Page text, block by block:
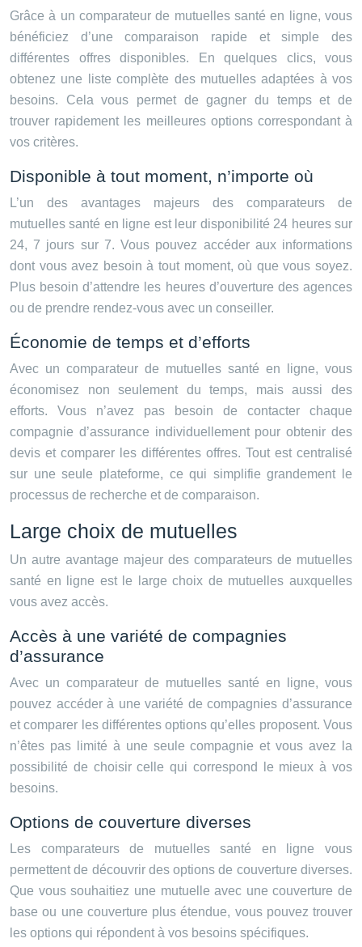
Grâce à un comparateur de mutuelles santé en ligne, vous
bénéficiez d’une comparaison rapide et simple des
différentes offres disponibles. En quelques clics, vous
obtenez une liste complète des mutuelles adaptées à vos
besoins. Cela vous permet de gagner du temps et de
trouver rapidement les meilleures options correspondant à
vos critères.
Disponible à tout moment, n’importe où
L’un des avantages majeurs des comparateurs de
mutuelles santé en ligne est leur disponibilité 24 heures sur
24, 7 jours sur 7. Vous pouvez accéder aux informations
dont vous avez besoin à tout moment, où que vous soyez.
Plus besoin d’attendre les heures d’ouverture des agences
ou de prendre rendez-vous avec un conseiller.
Économie de temps et d’efforts
Avec un comparateur de mutuelles santé en ligne, vous
économisez non seulement du temps, mais aussi des
efforts. Vous n’avez pas besoin de contacter chaque
compagnie d’assurance individuellement pour obtenir des
devis et comparer les différentes offres. Tout est centralisé
sur une seule plateforme, ce qui simplifie grandement le
processus de recherche et de comparaison.
Large choix de mutuelles
Un autre avantage majeur des comparateurs de mutuelles
santé en ligne est le large choix de mutuelles auxquelles
vous avez accès.
Accès à une variété de compagnies
d’assurance
Avec un comparateur de mutuelles santé en ligne, vous
pouvez accéder à une variété de compagnies d’assurance
et comparer les différentes options qu’elles proposent. Vous
n’êtes pas limité à une seule compagnie et vous avez la
possibilité de choisir celle qui correspond le mieux à vos
besoins.
Options de couverture diverses
Les comparateurs de mutuelles santé en ligne vous
permettent de découvrir des options de couverture diverses.
Que vous souhaitiez une mutuelle avec une couverture de
base ou une couverture plus étendue, vous pouvez trouver
les options qui répondent à vos besoins spécifiques.